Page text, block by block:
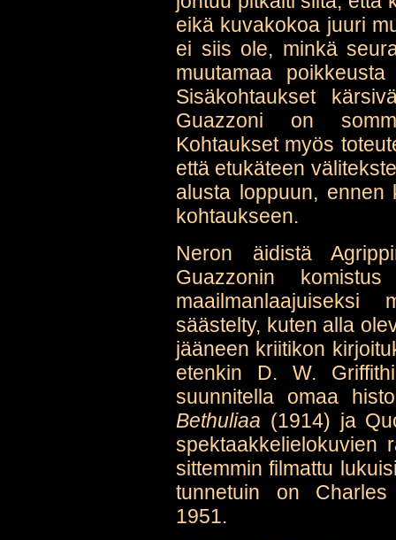
eikä kuvakokoa juuri
ei siis ole, minkä
muutamaa
Sisäkohtaukset
Guazzoni on
Kohtaukset myös
että etukäteen
alusta loppuun, ennen
kohtaukseen.
Neron äidistä
Guazzonin komistus
maailmanlaajuiseksi
säästelty, kuten alla
jääneen kriitikon
etenkin D. W.
suunnitella omaa
Bethuliaa (1914) ja
spektaakkelielokuvien
sittemmin filmattu
tunnetuin on Charles
1951.